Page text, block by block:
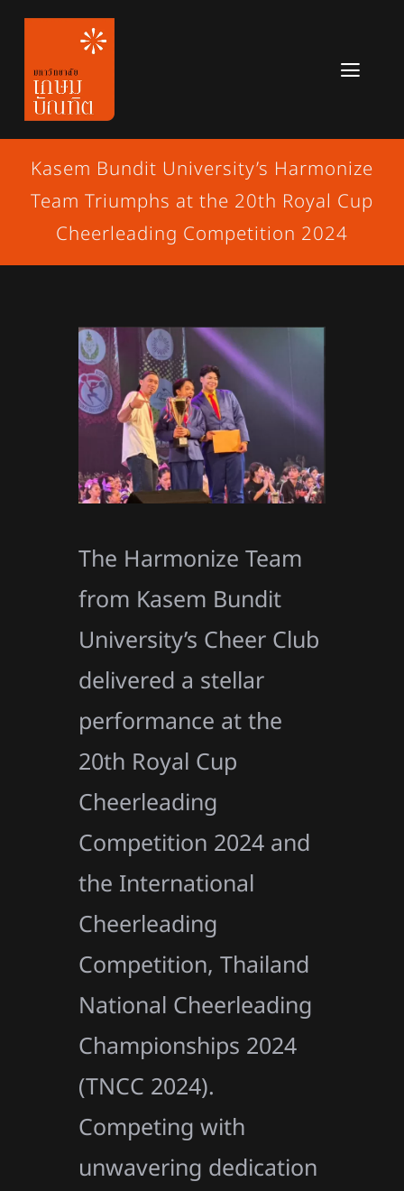
Skip
content
หลักสูตร
ข่าวสาร
เกี่ยวกับมหาวิทยาลัย
สมัครเรียน
Kasem Bundit University’s Harmonize
Team Triumphs at the 20th Royal Cup
Cheerleading Competition 2024
The Harmonize Team
from Kasem Bundit
University’s Cheer Club
delivered a stellar
performance at the
20th Royal Cup
Cheerleading
Competition 2024 and
the International
Cheerleading
Competition, Thailand
National Cheerleading
Championships 2024
(TNCC 2024).
Competing with
unwavering dedication